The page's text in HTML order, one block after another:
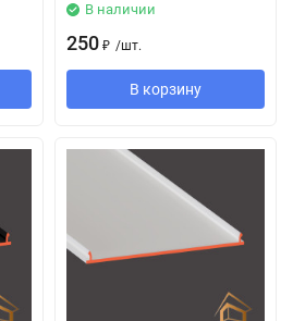
В наличии
250 ₽ /шт.
В корзину